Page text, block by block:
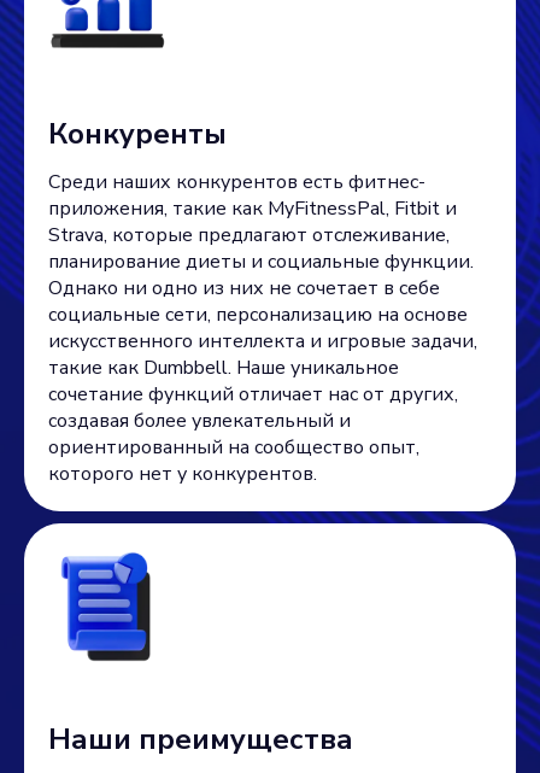
Конкуренты
Среди наших конкурентов есть фитнес-
приложения, такие как MyFitnessPal, Fitbit и
Strava, которые предлагают отслеживание,
планирование диеты и социальные функции.
Однако ни одно из них не сочетает в себе
социальные сети, персонализацию на основе
искусственного интеллекта и игровые задачи,
такие как Dumbbell. Наше уникальное
сочетание функций отличает нас от других,
создавая более увлекательный и
ориентированный на сообщество опыт,
которого нет у конкурентов.
Наши преимущества